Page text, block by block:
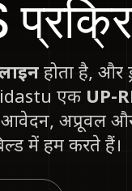
होता है, और
एक UP-
आवेदन, अप्रूवल
में हम करते हैं।